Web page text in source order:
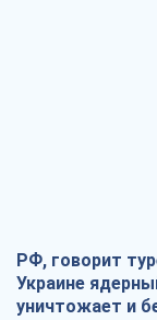
РФ, говорит
Украине
уничтожает и